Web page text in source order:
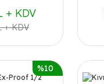
+ KDV
+ KDV
%10